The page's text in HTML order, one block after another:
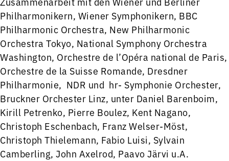
Philharmonikern, Wiener Symphonikern, BBC
Philharmonic Orchestra, New Philharmonic
Orchestra Tokyo, National Symphony Orchestra
Washington, Orchestre de l’Opéra national de Paris,
Orchestre de la Suisse Romande, Dresdner
Philharmonie, NDR und hr- Symphonie Orchester,
Bruckner Orchester Linz, unter Daniel Barenboim,
Kirill Petrenko, Pierre Boulez, Kent Nagano,
Christoph Eschenbach, Franz Welser-Möst,
Christoph Thielemann, Fabio Luisi, Sylvain
Camberling, John Axelrod, Paavo Järvi u.A.